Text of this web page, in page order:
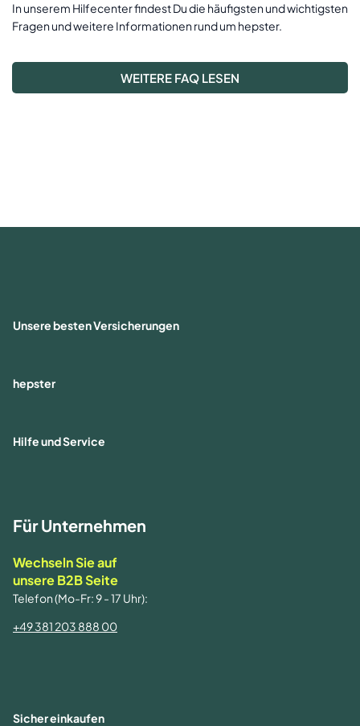
In unserem Hilfecenter findest Du die häufigsten und wichtigsten
Fragen und weitere Informationen rund um hepster.
WEITERE FAQ LESEN
Unsere besten Versicherungen
hepster
Hilfe und Service
Für Unternehmen
Wechseln Sie auf
unsere B2B Seite
Telefon (Mo-Fr: 9 - 17 Uhr):
+49 381 203 888 00
Sicher einkaufen